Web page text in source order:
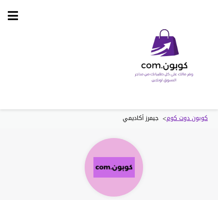
Skip
كوبون دوت كوم> جيمرز أكاديمي